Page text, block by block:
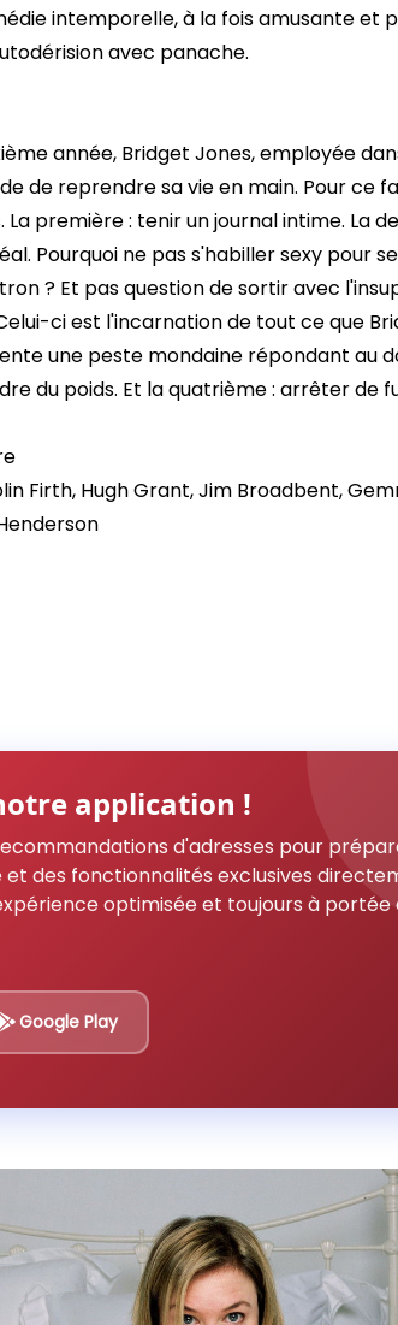
intemporelle, à la fois amusante et
avec panache.
année, Bridget Jones, employée
de reprendre sa vie en main. Pour ce
première : tenir un journal intime. La
Pourquoi ne pas s'habiller sexy pour
? Et pas question de sortir avec
ci est l'incarnation de tout ce que
une peste mondaine répondant au
du poids. Et la quatrième : arrêter de
Firth, Hugh Grant, Jim Broadbent,
application !
d'adresses pour
des fonctionnalités exclusives
optimisée et toujours à portée
Google Play